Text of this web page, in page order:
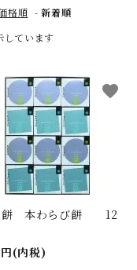
格順 -新着順
ています
餅 本わらび餅 12
(内税)
favorite
close